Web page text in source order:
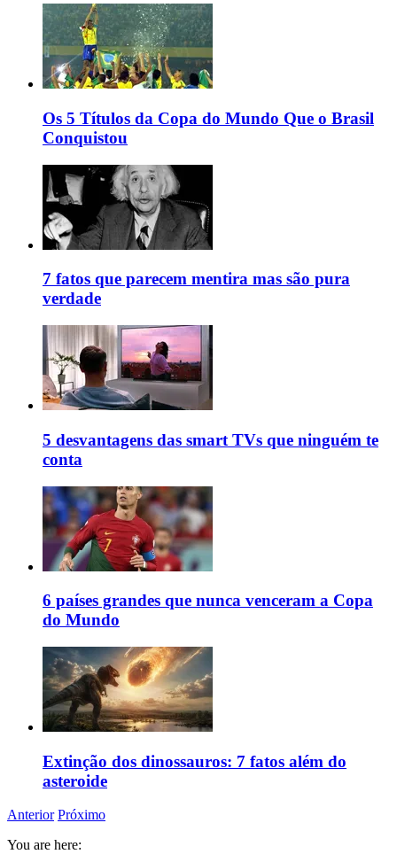
Os 5 Títulos da Copa do Mundo Que o Brasil
Conquistou
7 fatos que parecem mentira mas são pura
verdade
5 desvantagens das smart TVs que ninguém te
conta
6 países grandes que nunca venceram a Copa
do Mundo
Extinção dos dinossauros: 7 fatos além do
asteroide
Anterior Próximo
You are here: